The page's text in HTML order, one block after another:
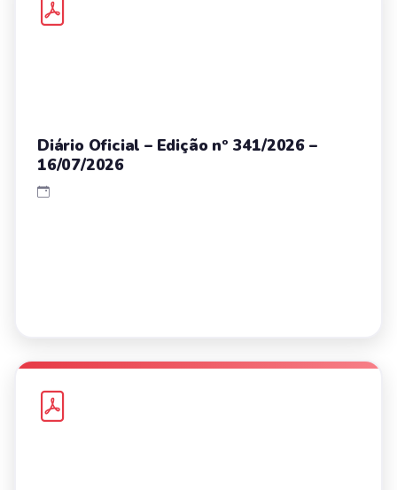
Diário Oficial – Edição nº 341/2026 –
16/07/2026